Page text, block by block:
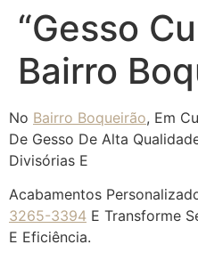
“Gesso
Bairro
No Bairro Boqueirão, Em
De Gesso De Alta
Divisórias E
Acabamentos
3265-3394 E Transforme
E Eficiência.